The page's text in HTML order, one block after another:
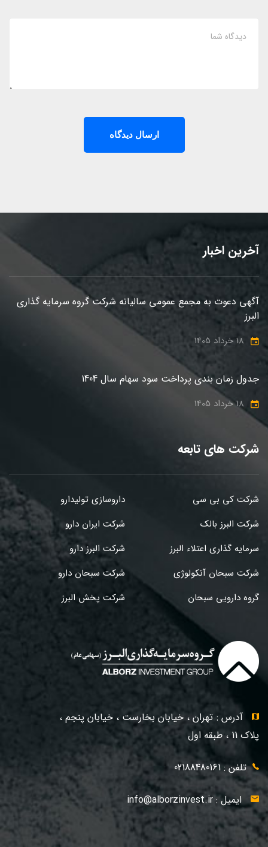
آخرین اخبار
آگهی دعوت به مجمع عمومی سالیانه شرکت گروه سرمایه گذاری
البرز
18 خرداد 1405
جدول زمان بندی پرداخت سود سهام سال 1404
18 خرداد 1405
شرکت های تابعه
شرکت کی بی سی
داروسازی تولیدارو
شرکت البرز بالک
شرکت ایران دارو
سرمایه گذاری اعتلاء البرز
شرکت البرز دارو
شرکت سبحان آنکولوژی
شرکت سبحان دارو
گروه دارویی سبحان
شرکت پخش البرز
آدرس : تهران ، خیابان بخارست ، خیابان پنجم ،
پلاک 11 ، طبقه اول
تلفن : 02188480161
ایمیل : info@alborzinvest.ir